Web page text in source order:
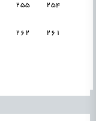
254
255
261
262